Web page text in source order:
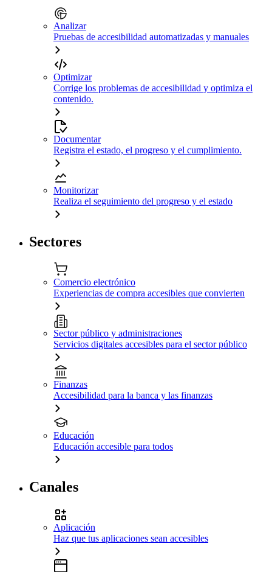
Analizar
Pruebas de accesibilidad automatizadas y manuales
Optimizar
Corrige los problemas de accesibilidad y optimiza el
contenido.
Documentar
Registra el estado, el progreso y el cumplimiento.
Monitorizar
Realiza el seguimiento del progreso y el estado
Sectores
Comercio electrónico
Experiencias de compra accesibles que convierten
Sector público y administraciones
Servicios digitales accesibles para el sector público
Finanzas
Accesibilidad para la banca y las finanzas
Educación
Educación accesible para todos
Canales
Aplicación
Haz que tus aplicaciones sean accesibles